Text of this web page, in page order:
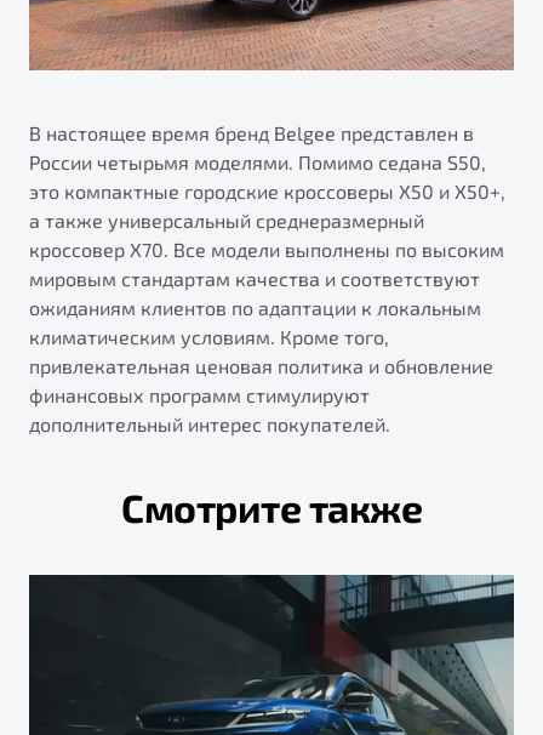
В настоящее время бренд Belgee представлен в
России четырьмя моделями. Помимо седана S50,
это компактные городские кроссоверы X50 и X50+,
а также универсальный среднеразмерный
кроссовер X70. Все модели выполнены по высоким
мировым стандартам качества и соответствуют
ожиданиям клиентов по адаптации к локальным
климатическим условиям. Кроме того,
привлекательная ценовая политика и обновление
финансовых программ стимулируют
дополнительный интерес покупателей.
Смотрите также